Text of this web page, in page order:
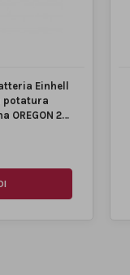
Einhell
potatura
OREGON 20